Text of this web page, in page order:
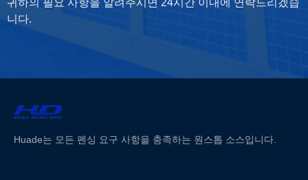
귀하의 필요 사항을 알려주시면 24시간 이내에 연락드리겠습
니다.
Huade는 모든 펜싱 요구 사항을 충족하는 원스톱 소스입니다.